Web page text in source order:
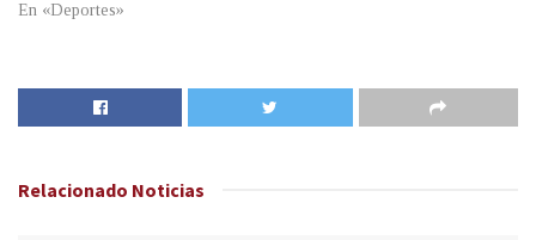
En «Deportes»
Relacionado Noticias